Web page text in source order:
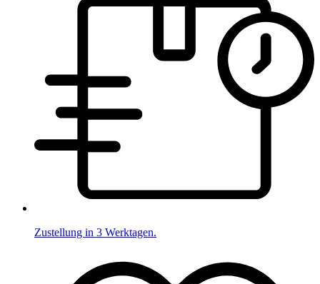
Zustellung in 3 Werktagen.